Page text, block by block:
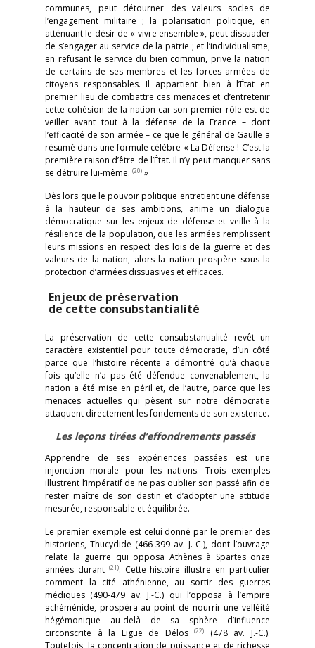
communes, peut détourner des valeurs socles de
l’engagement militaire ; la polarisation politique, en
atténuant le désir de « vivre ensemble », peut dissuader
de s’engager au service de la patrie ; et l’individualisme,
en refusant le service du bien commun, prive la nation
de certains de ses membres et les forces armées de
citoyens responsables. Il appartient bien à l’État en
premier lieu de combattre ces menaces et d’entretenir
cette cohésion de la nation car son premier rôle est de
veiller avant tout à la défense de la France – dont
l’efficacité de son armée – ce que le général de Gaulle a
résumé dans une formule célèbre « La Défense ! C’est la
première raison d’être de l’État. Il n’y peut manquer sans
se détruire lui-même. (20) »
Dès lors que le pouvoir politique entretient une défense
à la hauteur de ses ambitions, anime un dialogue
démocratique sur les enjeux de défense et veille à la
résilience de la population, que les armées remplissent
leurs missions en respect des lois de la guerre et des
valeurs de la nation, alors la nation prospère sous la
protection d’armées dissuasives et efficaces.
Enjeux de préservation
de cette consubstantialité
La préservation de cette consubstantialité revêt un
caractère existentiel pour toute démocratie, d’un côté
parce que l’histoire récente a démontré qu’à chaque
fois qu’elle n’a pas été défendue convenablement, la
nation a été mise en péril et, de l’autre, parce que les
menaces actuelles qui pèsent sur notre démocratie
attaquent directement les fondements de son existence.
Les leçons tirées d’effondrements passés
Apprendre de ses expériences passées est une
injonction morale pour les nations. Trois exemples
illustrent l’impératif de ne pas oublier son passé afin de
rester maître de son destin et d’adopter une attitude
mesurée, responsable et équilibrée.
Le premier exemple est celui donné par le premier des
historiens, Thucydide (466-399 av. J.-C.), dont l’ouvrage
relate la guerre qui opposa Athènes à Spartes onze
années durant (21). Cette histoire illustre en particulier
comment la cité athénienne, au sortir des guerres
médiques (490-479 av. J.-C.) qui l’opposa à l’empire
achéménide, prospéra au point de nourrir une velléité
hégémonique au-delà de sa sphère d’influence
circonscrite à la Ligue de Délos(22)
(478 av. J.-C.).
Toutefois, la concentration de puissance et de richesse